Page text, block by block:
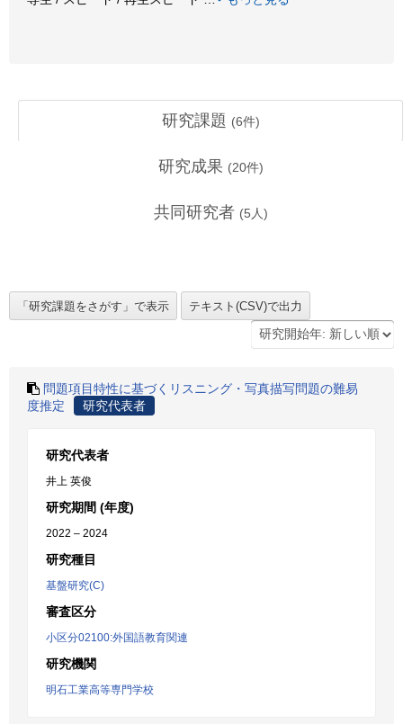
研究課題 (6件)
研究成果 (20件)
共同研究者 (5 人)
問題項目特性に基づくリスニング・写真描写問題の難易
度推定
研究代表者
研究代表者
井上 英俊
研究期間 (年度)
2022 – 2024
研究種目
基盤研究(C)
審査区分
小区分02100:外国語教育関連
研究機関
明石工業高等専門学校